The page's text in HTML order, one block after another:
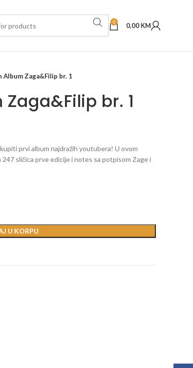
0 0,00 KM
Album Zaga&Filip br. 1
br. 1
prvi album najdražih youtubera! U ovom
sličica prve edicije i notes sa potpisom Zage i
U KORPU